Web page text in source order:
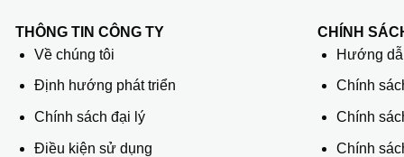
THÔNG TIN CÔNG TY
Về chúng tôi
Định hướng phát triển
Chính sách đại lý
Điều kiện sử dụng
CHÍNH
Hướng
Chính
Chính
Chính